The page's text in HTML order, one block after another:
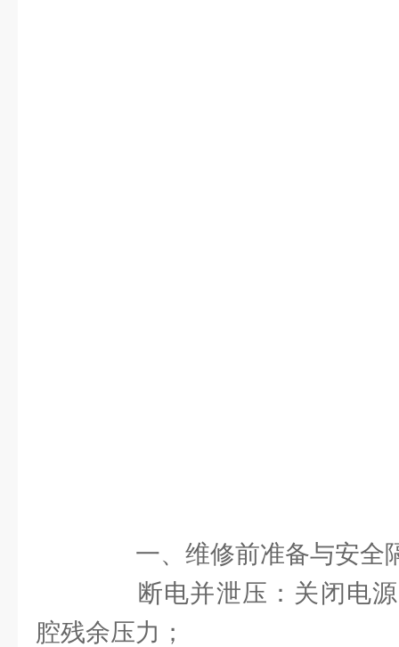
一、维修前准备与安全
断电并泄压：关闭电源
腔残余压力；